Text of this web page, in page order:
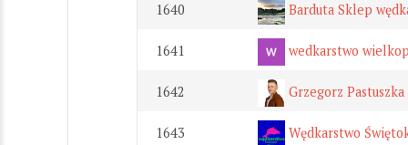
1640 Barduta Sklep
1641 wedkarstwo
1642 Grzegorz Pastuszka
1643 Wędkarstwo